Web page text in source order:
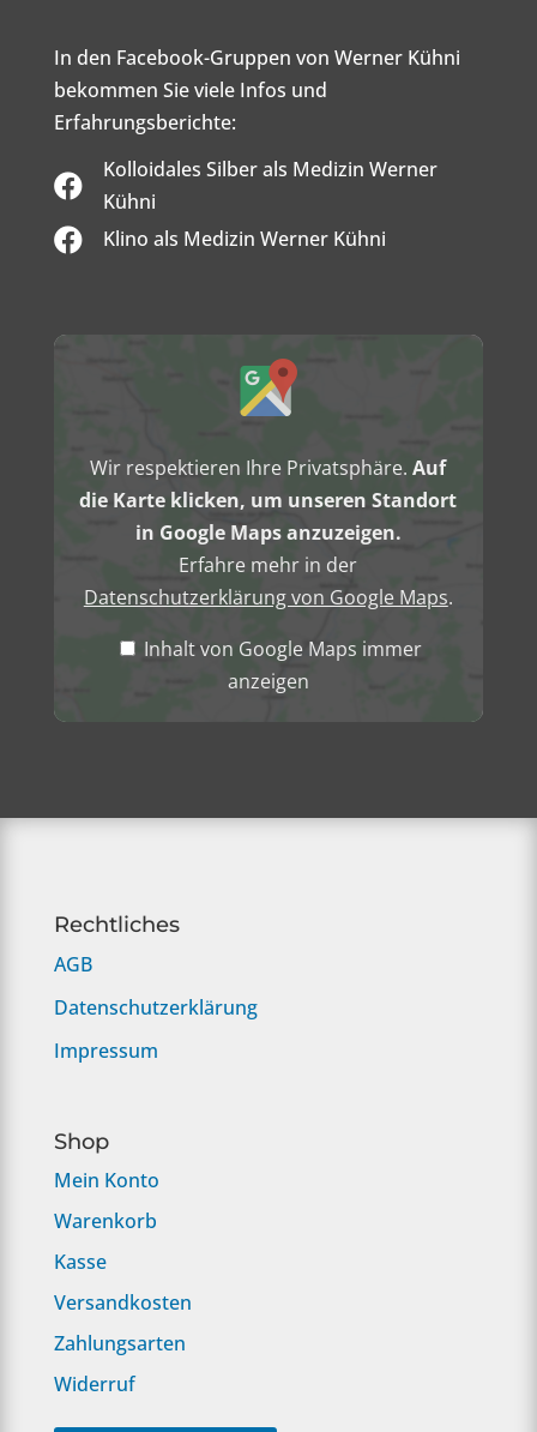
In den Facebook-Gruppen von Werner Kühni
bekommen Sie viele Infos und
Erfahrungsberichte:

Kolloidales Silber als Medizin Werner
Kühni
 Klino als Medizin Werner Kühni
Inhalt
Wir respektieren Ihre Privatsphäre.Auf
die Karte klicken, um unseren Standort
in Google Maps anzuzeigen.
Erfahre mehr in der
Datenschutzerklärung von Google Maps.
Inhalt von Google Maps immer
anzeigen
Rechtliches
AGB
Datenschutzerklärung
Impressum
Shop
Mein Konto
Warenkorb
Kasse
Versandkosten
Zahlungsarten
Widerruf